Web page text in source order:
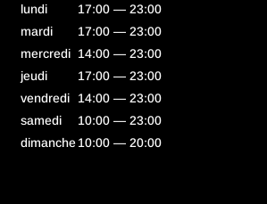
lundi
17:00 — 23:00
mardi
17:00 — 23:00
mercredi 14:00 — 23:00
jeudi
17:00 — 23:00
vendredi
14:00 — 23:00
samedi
10:00 — 23:00
dimanche10:00 — 20:00